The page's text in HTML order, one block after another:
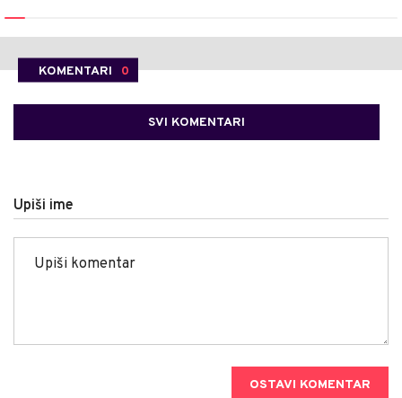
KOMENTARI 0
SVI KOMENTARI
Upiši ime
OSTAVI KOMENTAR